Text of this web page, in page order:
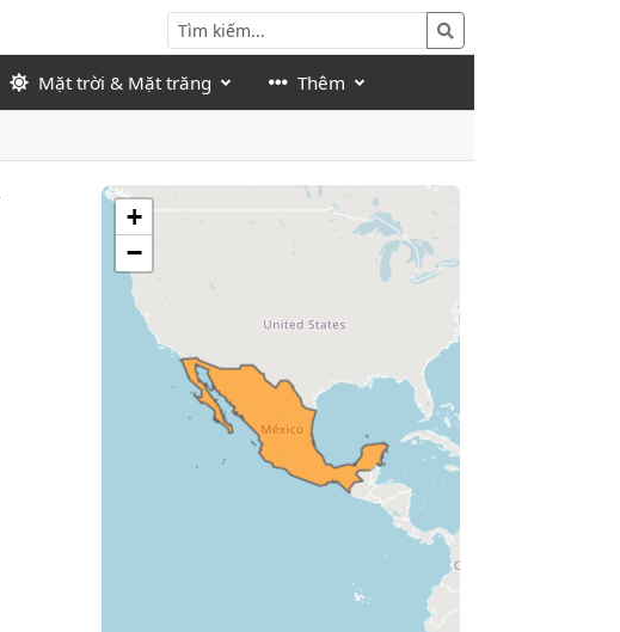
Mặt trời & Mặt trăng Thêm
+
−